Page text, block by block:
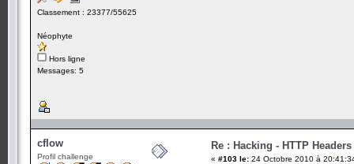
Classement : 23377/55625
Néophyte
Hors ligne
Messages: 5
cflow
Profil challenge
Re : Hacking - HTTP Headers
« #103 le: 24 Octobre 2010 à